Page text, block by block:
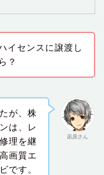
イセンスに譲渡し
？
凪原さん
が、株
は、レ
理を継
画質エ
です。